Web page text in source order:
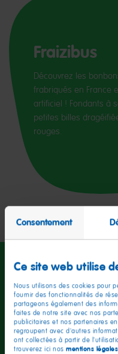
Consentement
Ce site web utilise
Nous utilisons des cookies pour
fournir des fonctionnalités de
partageons également des
faites de notre site avec nos
publicitaires et nos partenaires
regroupent avec d'autres
ont collectées à partir de
trouverez ici nos mentions légales
Fraizibus
Découvrez les
frabriqués en France
artificiel ! Fondants à
petites billes
rouges.
Informations